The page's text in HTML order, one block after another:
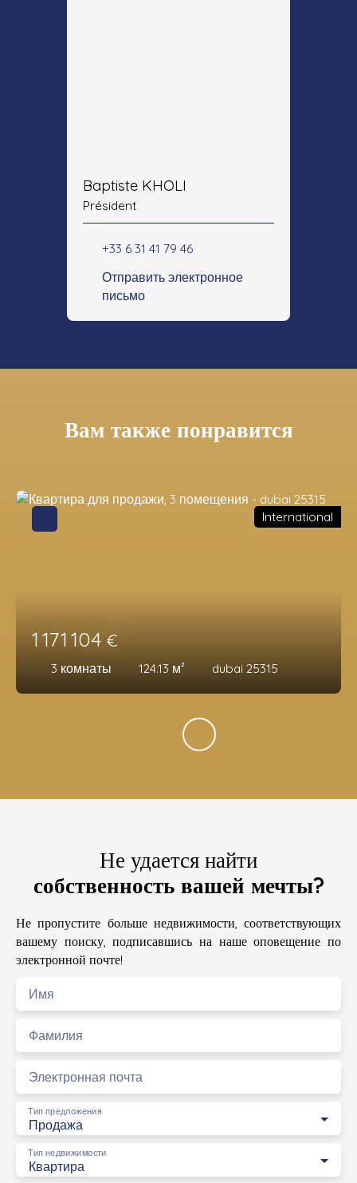
Baptiste KHOLI
Président
+33 6 31 41 79 46
Отправить электронное
письмо
Вам также понравится
1 171 104 €
3 комнаты 124.13 м² dubai 25315
International
Не удается найти
собственность вашей мечты?
Не пропустите больше недвижимости, соответствующих
вашему поиску, подписавшись на наше оповещение по
электронной почте!
Имя
Фамилия
Электронная почта
Продажа
Тип предложения
Квартира
Тип недвижимости